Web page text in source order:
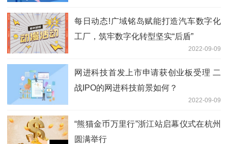
每日动态!广域铭岛赋能打造汽车数字化
工厂，筑牢数字化转型坚实“后盾”
2022-09-09
网进科技首发上市申请获创业板受理 二
战IPO的网进科技前景如何？
2022-09-09
“熊猫金币万里行”浙江站启幕仪式在杭州
圆满举行